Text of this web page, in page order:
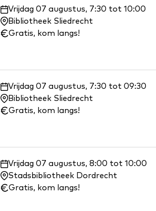
Waar
en
wanneer:
Vrijdag 07 augustus, 7:30 tot 10:00
Bibliotheek Sliedrecht
Gratis, kom langs!
Waar
en
wanneer:
Vrijdag 07 augustus, 7:30 tot 09:30
Bibliotheek Sliedrecht
Gratis, kom langs!
Waar
en
wanneer:
Vrijdag 07 augustus, 8:00 tot 10:00
Stadsbibliotheek Dordrecht
Gratis, kom langs!